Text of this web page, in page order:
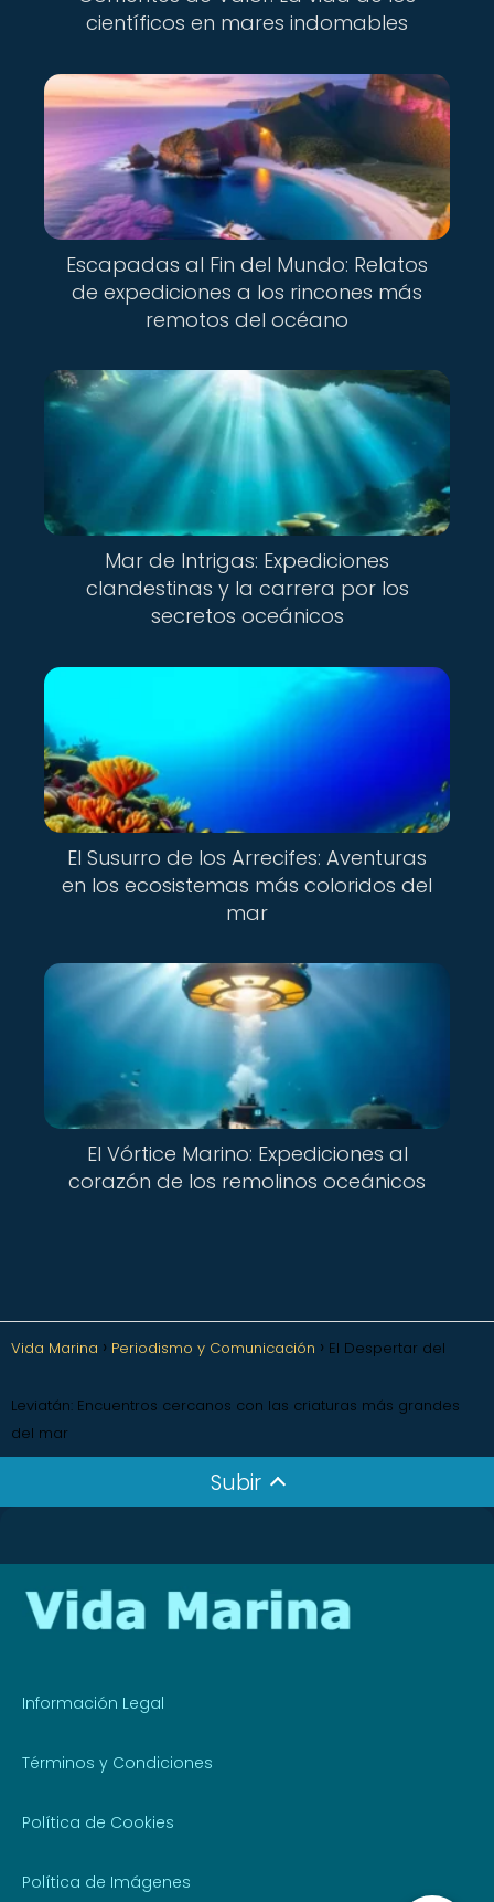
científicos en mares indomables
Escapadas al Fin del Mundo: Relatos
de expediciones a los rincones más
remotos del océano
Mar de Intrigas: Expediciones
clandestinas y la carrera por los
secretos oceánicos
El Susurro de los Arrecifes: Aventuras
en los ecosistemas más coloridos del
mar
El Vórtice Marino: Expediciones al
corazón de los remolinos oceánicos
Vida Marina Periodismo y Comunicación El Despertar del
Leviatán: Encuentros cercanos con las criaturas más grandes
del mar
Subir
Información Legal
Términos y Condiciones
Política de Cookies
Política de Imágenes